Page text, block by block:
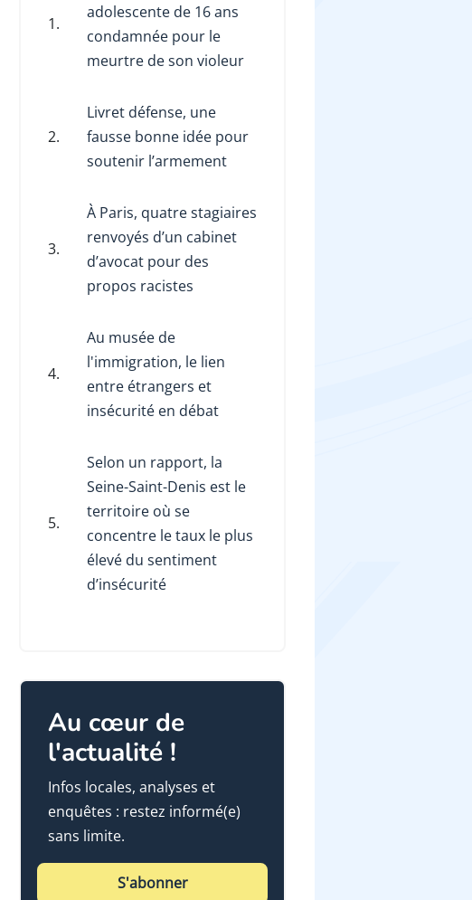
1.
adolescente de 16 ans
condamnée pour le
meurtre de son violeur
2.
Livret défense, une
fausse bonne idée pour
soutenir l’armement
3.
À Paris, quatre stagiaires
renvoyés d’un cabinet
d’avocat pour des
propos racistes
4.
Au musée de
l'immigration, le lien
entre étrangers et
insécurité en débat
5.
Selon un rapport, la
Seine-Saint-Denis est le
territoire où se
concentre le taux le plus
élevé du sentiment
d’insécurité
Au cœur de
l'actualité !
Infos locales, analyses et
enquêtes : restez informé(e)
sans limite.
S'abonner